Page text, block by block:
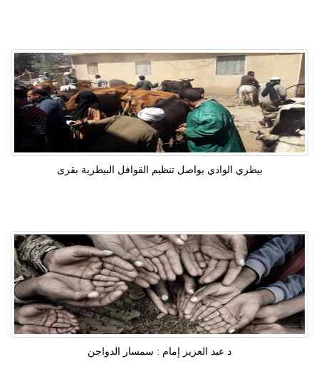
بيطري الوادي يواصل تنظيم القوافل البيطرية بقرى
د عبد العزيز إمام : سمسار الدواجن